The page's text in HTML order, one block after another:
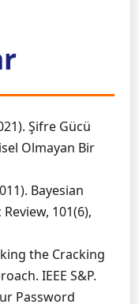
Şifre Gücü
Olmayan Bir
Bayesian
101(6),
the Cracking
IEEE S&P.
Password